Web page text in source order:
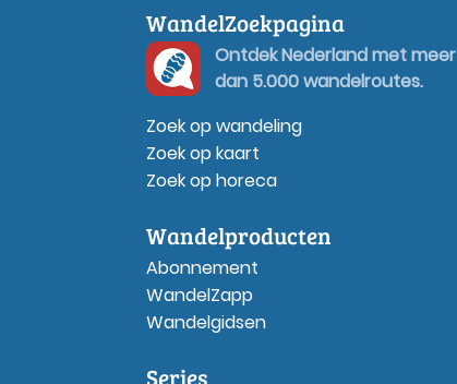
WandelZoekpagina
Ontdek Nederland met meer
dan 5.000 wandelroutes.
Zoek op wandeling
Zoek op kaart
Zoek op horeca
Wandelproducten
Abonnement
WandelZapp
Wandelgidsen
Series